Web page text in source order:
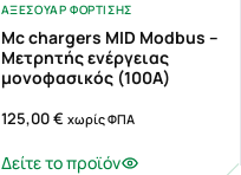
ΑΞΕΣΟΥΆΡ ΦΌΡΤΙΣΗΣ
Mc chargers MID Modbus –
Μετρητής ενέργειας
μονοφασικός (100Α)
125,00€ χωρίς ΦΠΑ
Δείτε το προϊόν